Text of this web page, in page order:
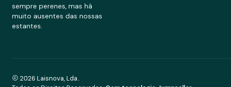
sempre perenes, mas há
muito ausentes das nossas
estantes.
2026 Laisnova, Lda..